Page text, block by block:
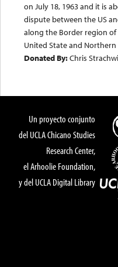
on July 18, 1963 and it is
dispute between the US
along the Border region
United State and Northern
Donated By:Chris
Un proyecto conjunto
del UCLA Chicano Studies
Research Center,
el Arhoolie Foundation,
y del UCLA Digital Library